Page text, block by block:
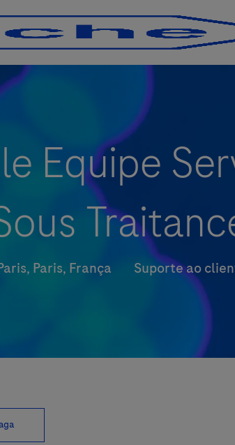
Equipe
Paris, França Categoria
Suporte ao